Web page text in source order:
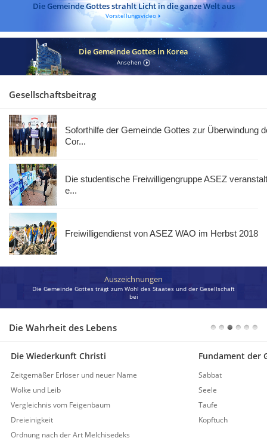
Die Gemeinde Gottes strahlt Licht in die ganze Welt aus
Vorstellungsvideo
Die Gemeinde Gottes in Korea
Ansehen
Gesellschaftsbeitrag
Soforthilfe der Gemeinde Gottes zur Überwindung
Cor...
Die studentische Freiwilligengruppe ASEZ
e...
Freiwilligendienst von ASEZ WAO im Herbst 2018
Auszeichnungen
Die Gemeinde Gottes trägt zum Wohl des Staates und der Gesellschaft
bei
Die Wahrheit des Lebens
Die Wiederkunft Christi
Zeitgemäßer Erlöser und neuer Name
Wolke und Leib
Vergleichnis vom Feigenbaum
Dreieinigkeit
Ordnung nach der Art Melchisedeks
Fundament der
Sabbat
Seele
Taufe
Kopftuch